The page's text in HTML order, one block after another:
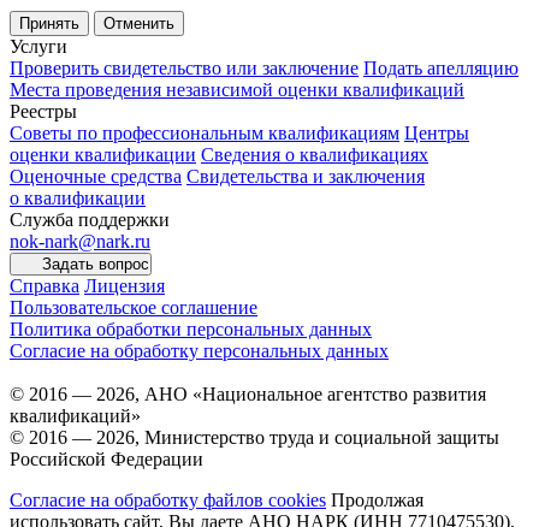
Принять Отменить
Услуги
Проверить свидетельство или заключение Подать апелляцию
Места проведения независимой оценки квалификаций
Реестры
Советы по профессиональным квалификациям Центры
оценки квалификации Сведения о квалификациях
Оценочные средства Свидетельства и заключения
о квалификации
Служба поддержки
nok-nark@nark.ru
Задать вопрос
Справка Лицензия
Пользовательское соглашение
Политика обработки персональных данных
Согласие на обработку персональных данных
© 2016 — 2026, АНО «Национальное агентство развития
квалификаций»
© 2016 — 2026, Министерство труда и социальной защиты
Российской Федерации
Согласие на обработку файлов cookies Продолжая
использовать сайт, Вы даете АНО НАРК (ИНН 7710475530),